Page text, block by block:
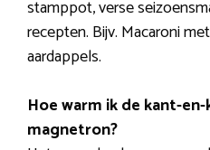
stamppot, verse
recepten. Bijv. Macaroni
aardappels.
Hoe warm ik de kant-
magnetron?